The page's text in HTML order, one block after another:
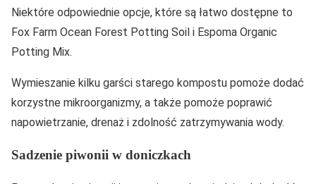
Niektóre odpowiednie opcje, które są łatwo dostępne to
Fox Farm Ocean Forest Potting Soil i Espoma Organic
Potting Mix.
Wymieszanie kilku garści starego kompostu pomoże dodać
korzystne mikroorganizmy, a także pomoże poprawić
napowietrzanie, drenaż i zdolność zatrzymywania wody.
Sadzenie piwonii w doniczkach